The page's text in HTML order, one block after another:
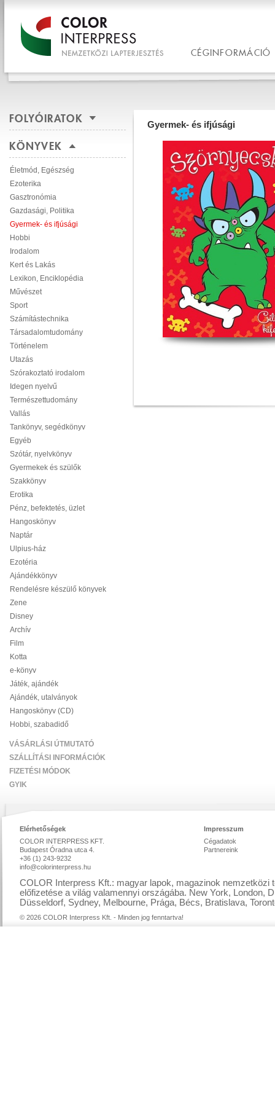
CÉGINFORMÁCIÓ
FOLYÓIRATOK
KÖNYVEK
Életmód, Egészség
Ezoterika
Gasztronómia
Gazdasági, Politika
Gyermek- és ifjúsági
Hobbi
Irodalom
Kert és Lakás
Lexikon, Enciklopédia
Művészet
Sport
Számítástechnika
Társadalomtudomány
Történelem
Utazás
Szórakoztató irodalom
Idegen nyelvű
Természettudomány
Vallás
Tankönyv, segédkönyv
Egyéb
Szótár, nyelvkönyv
Gyermekek és szülők
Szakkönyv
Erotika
Pénz, befektetés, üzlet
Hangoskönyv
Naptár
Ulpius-ház
Ezotéria
Ajándékkönyv
Rendelésre készülő könyvek
Zene
Disney
Archív
Film
Kotta
e-könyv
Játék, ajándék
Ajándék, utalványok
Hangoskönyv (CD)
Hobbi, szabadidő
VÁSÁRLÁSI ÚTMUTATÓ
SZÁLLÍTÁSI INFORMÁCIÓK
FIZETÉSI MÓDOK
GYIK
Gyermek- és ifjúsági
Elérhetőségek
COLOR INTERPRESS KFT.
Budapest Óradna utca 4.
+36 (1) 243-9232
info@colorinterpress.hu
Impresszum
Cégadatok
Partnereink
COLOR Interpress Kft.: magyar lapok, magazinok nemzetközi
előfizetése a világ valamennyi országába. New York, London,
Düsseldorf, Sydney, Melbourne, Prága, Bécs, Bratislava,
© 2026 COLOR Interpress Kft. - Minden jog fenntartva!